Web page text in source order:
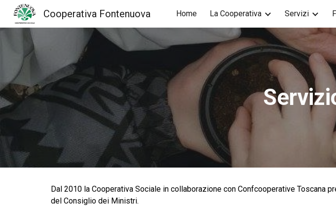
Skip to main content
Cooperativa Fontenuova Home La Cooperativa Servizi
Dal 2010 la Cooperativa Sociale in collaborazione con Confcooperative Toscana
del Consiglio dei Ministri.